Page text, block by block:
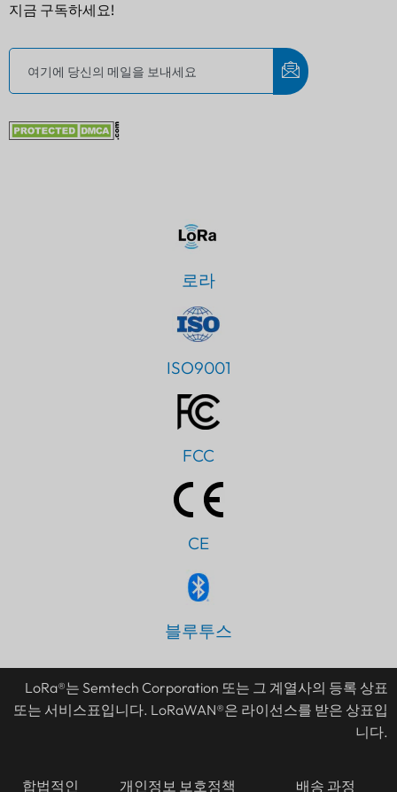
지금 구독하세요!
로라
ISO9001
FCC
CE
블루투스
LoRa®는 Semtech Corporation 또는 그 계열사의 등록 상표
또는 서비스표입니다. LoRaWAN®은 라이선스를 받은 상표입
니다.
합법적인 개인정보 보호정책 배송 과정
ES